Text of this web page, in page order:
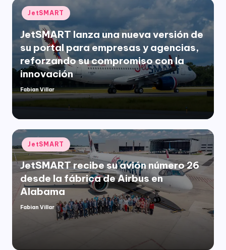
Publicado
en
JetSMART
JetSMART lanza una nueva versión de
su portal para empresas y agencias,
reforzando su compromiso con la
innovación
Publicado
por
Fabian Villar
Publicado
en
JetSMART
JetSMART recibe su avión número 26
desde la fábrica de Airbus en
Alabama
Publicado
Fabian Villar